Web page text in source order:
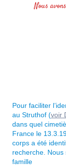
Nous
Pour faciliter
au Struthof (voir
dans quel
France le
corps a été
recherche.
famille